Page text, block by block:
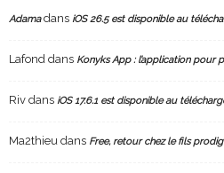
Adamadans iOS 26.5 est disponible au
Lafond dans Konyks App : l’application pour
Riv dans iOS 17.6.1 est disponible au
Ma2thieu dans Free, retour chez le fils